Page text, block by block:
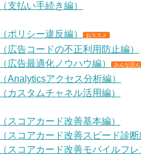
支払い手続き編）
ポリシー違反編）
おススメ
広告コードの不正利用防止編）
広告最適化ノウハウ編）
みんな読
Analyticsアクセス分析編）
カスタムチャネル活用編）
スコアカード改善基本編）
コアカード改善スピード診断
スコアカード改善モバイルフレ